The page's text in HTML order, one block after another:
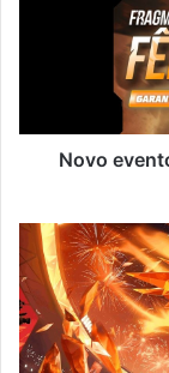
AUG
Fragmentos
Novo
Bazar
do
Drop
Free
Fire:
Como